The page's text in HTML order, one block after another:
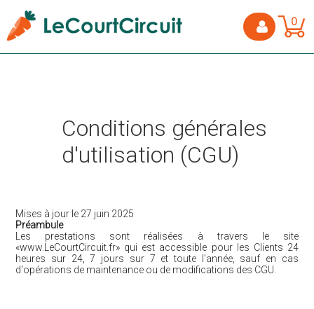
0
Conditions générales
d'utilisation (CGU)
Mises à jour le 27 juin 2025
Préambule
Les prestations sont réalisées à travers le site
«www.LeCourtCircuit.fr» qui est accessible pour les Clients 24
heures sur 24, 7 jours sur 7 et toute l'année, sauf en cas
d'opérations de maintenance ou de modifications des CGU.